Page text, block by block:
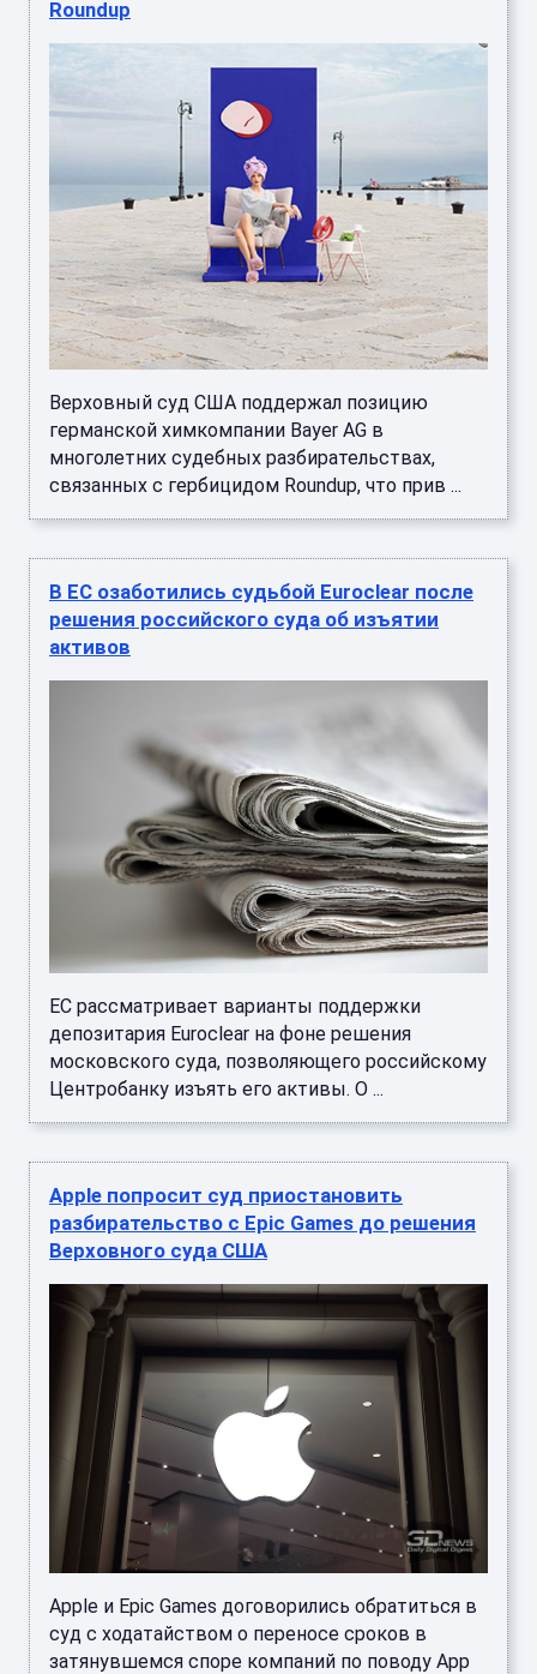
Roundup
Верховный суд США поддержал позицию
германской химкомпании Bayer AG в
многолетних судебных разбирательствах,
связанных с гербицидом Roundup, что прив ...
В ЕС озаботились судьбой Euroclear после
решения российского суда об изъятии
активов
ЕС рассматривает варианты поддержки
депозитария Euroclear на фоне решения
московского суда, позволяющего российскому
Центробанку изъять его активы. О ...
Apple попросит суд приостановить
разбирательство с Epic Games до решения
Верховного суда США
Apple и Epic Games договорились обратиться в
суд с ходатайством о переносе сроков в
затянувшемся споре компаний по поводу App